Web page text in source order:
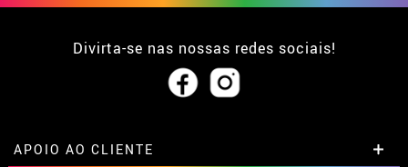
Divirta-se nas nossas redes sociais!
APOIO AO CLIENTE